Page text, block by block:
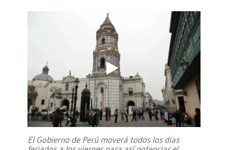
El Gobierno de Perú moverá todos los días